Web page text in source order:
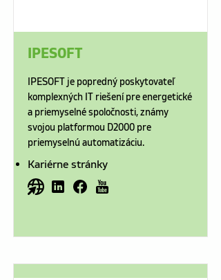
IPESOFT
IPESOFT je popredný poskytovateľ
komplexných IT riešení pre energetické
a priemyselné spoločnosti, známy
svojou platformou D2000 pre
priemyselnú automatizáciu.
Kariérne stránky